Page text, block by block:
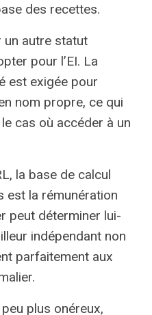
des recettes.
un autre statut
pour l’EI. La
est exigée pour
nom propre, ce qui
cas où accéder à un
la base de calcul
est la rémunération
peut déterminer lui-
indépendant non
parfaitement aux
plus onéreux,